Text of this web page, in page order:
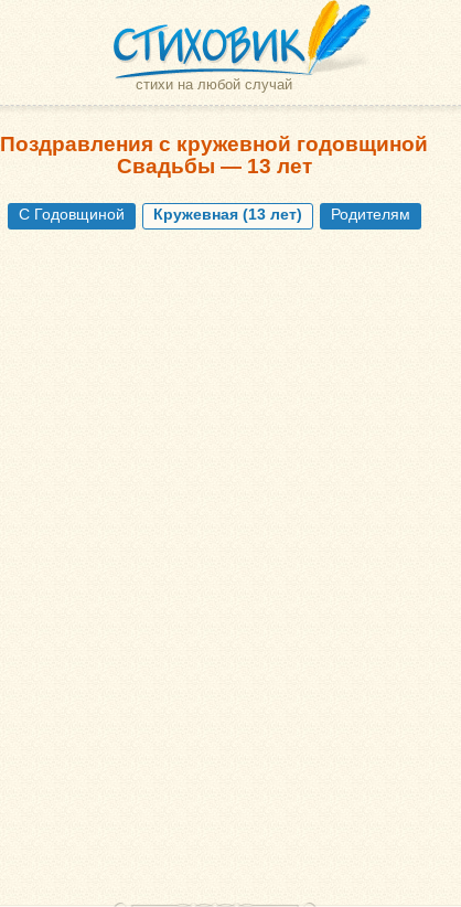
стихи на любой случай
Поздравления с кружевной годовщиной
Свадьбы — 13 лет
С Годовщиной Кружевная (13 лет) Родителям